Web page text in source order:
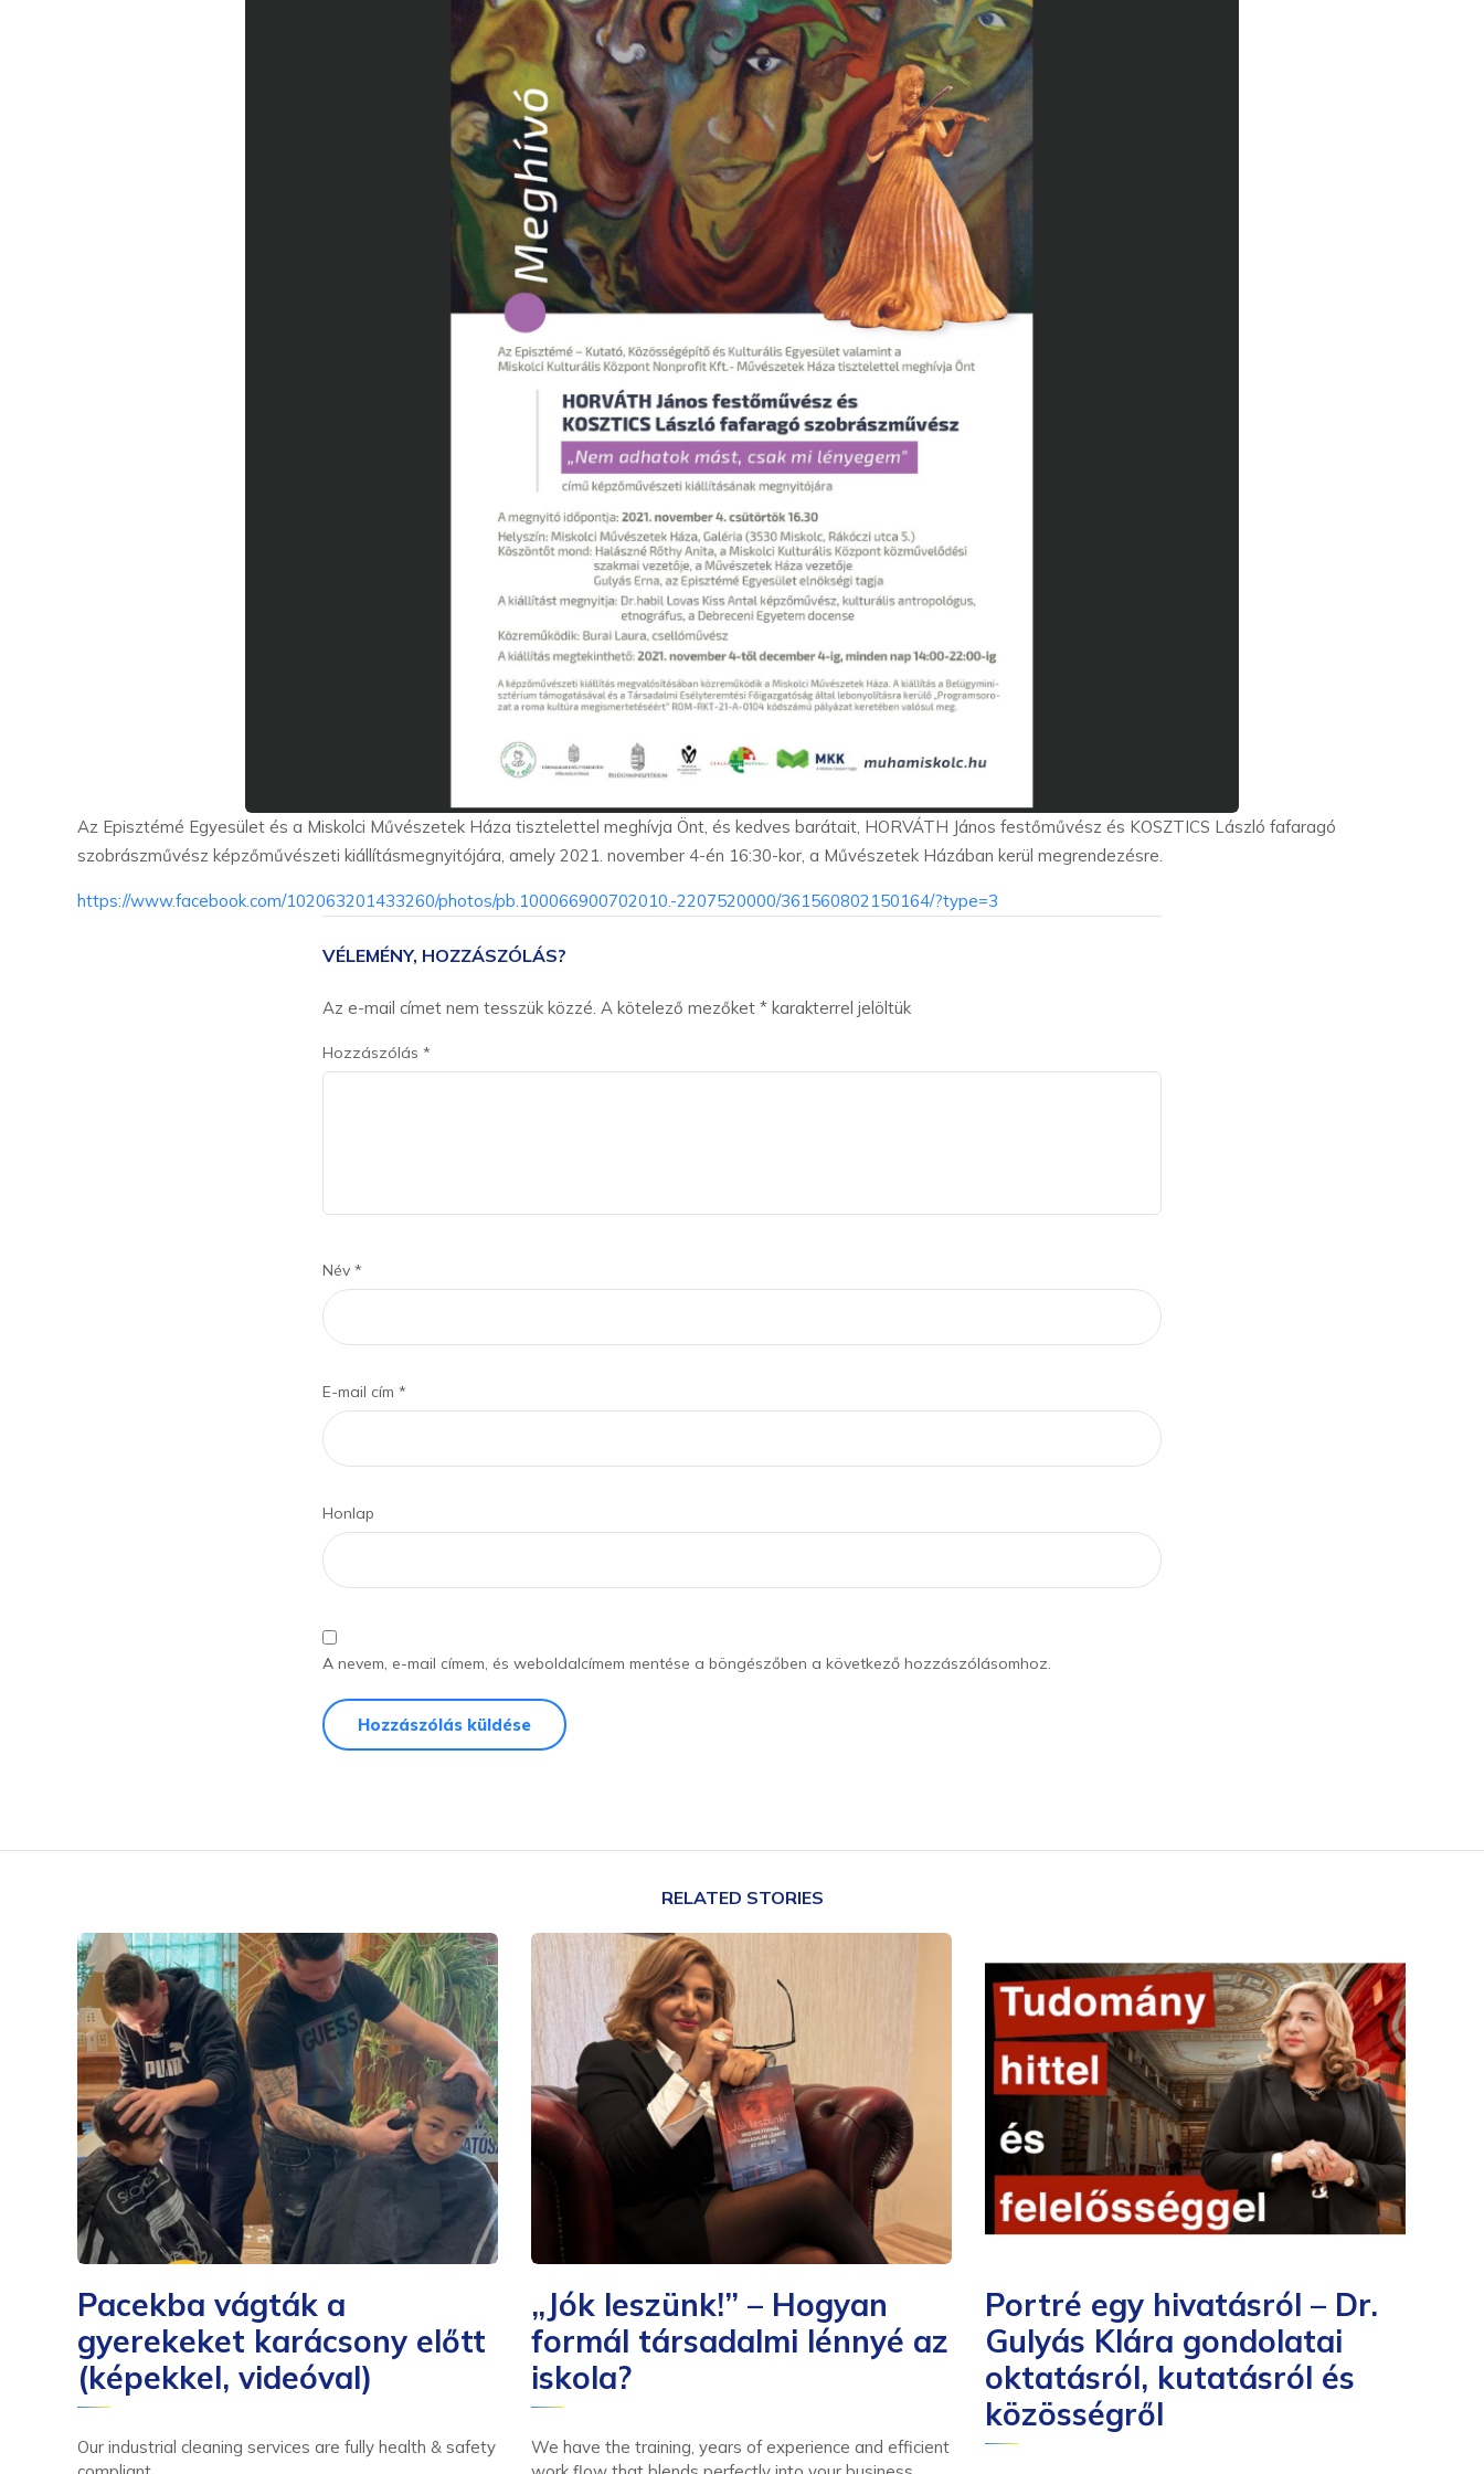
Az Episztémé Egyesület és a Miskolci Művészetek Háza tisztelettel meghívja Önt, és kedves barátait, HORVÁTH János festőművész és KOSZTICS László fafaragó
szobrászművész képzőművészeti kiállításmegnyitójára, amely 2021. november 4-én 16:30-kor, a Művészetek Házában kerül megrendezésre.
https://www.facebook.com/102063201433260/photos/pb.100066900702010.-2207520000/361560802150164/?type=3
VÉLEMÉNY, HOZZÁSZÓLÁS?
Az e-mail címet nem tesszük közzé. A kötelező mezőket * karakterrel jelöltük
Hozzászólás *
Név *
E-mail cím *
Honlap
A nevem, e-mail címem, és weboldalcímem mentése a böngészőben a következő hozzászólásomhoz.
RELATED STORIES
Pacekba vágták a
gyerekeket karácsony előtt
(képekkel, videóval)
Our industrial cleaning services are fully health & safety
„Jók leszünk!” – Hogyan
formál társadalmi lénnyé az
iskola?
We have the training, years of experience and efficient
Portré egy hivatásról – Dr.
Gulyás Klára gondolatai
oktatásról, kutatásról és
közösségről